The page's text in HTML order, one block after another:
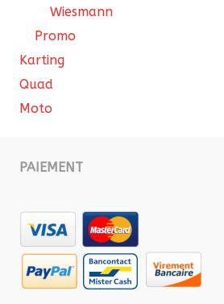
Wiesmann
Promo
Karting
Quad
Moto
PAIEMENT